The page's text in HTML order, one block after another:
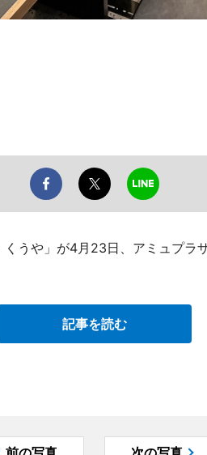
うや」が4月23日、アミュプラ
記事を読む